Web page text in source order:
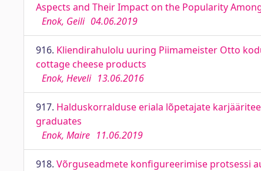
Aspects and Their Impact on the Popularity
Enok, Geili 04.06.2019
916. Kliendirahulolu uuring Piimameister Otto
cottage cheese products
Enok, Heveli 13.06.2016
917. Halduskorralduse eriala lõpetajate
graduates
Enok, Maire 11.06.2019
918. Võrguseadmete konfigureerimise protsessi